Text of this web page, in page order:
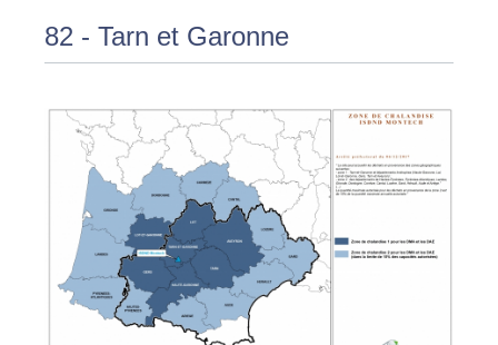
82 - Tarn et Garonne